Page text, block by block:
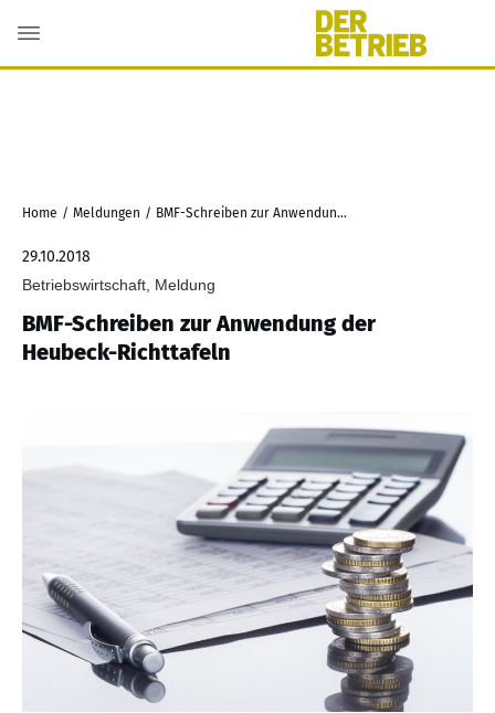
Home / Meldungen / BMF-Schreiben zur Anwendung der Heubeck-Richttafeln
29.10.2018
Betriebswirtschaft, Meldung
BMF-Schreiben zur Anwendung der
Heubeck-Richttafeln